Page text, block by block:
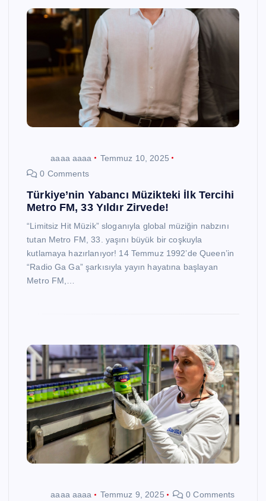
aaaa aaaa
Temmuz 10, 2025
0 Comments
Türkiye’nin Yabancı Müzikteki İlk Tercihi
Metro FM, 33 Yıldır Zirvede!
“Limitsiz Hit Müzik” sloganıyla global müziğin nabzını
tutan Metro FM, 33. yaşını büyük bir coşkuyla
kutlamaya hazırlanıyor! 14 Temmuz 1992’de Queen’in
“Radio Ga Ga” şarkısıyla yayın hayatına başlayan
Metro FM,…
aaaa aaaa Temmuz 9, 2025 0 Comments